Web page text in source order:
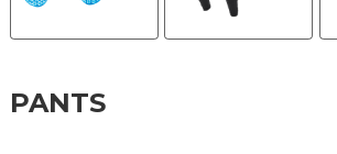
PANTS